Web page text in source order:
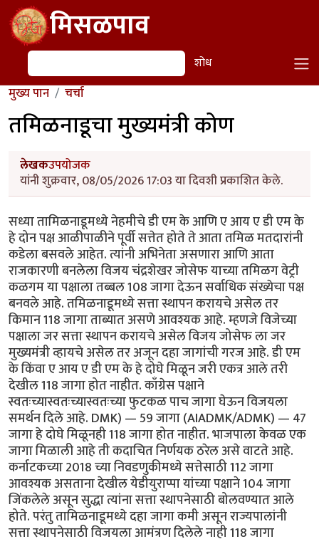
Skip to main contentमिसळपाव
शोध शोध
मुख्य पान चर्चा
तमिळनाडूचा मुख्यमंत्री कोण
लेखकउपयोजक
यांनी शुक्रवार, 08/05/2026 17:03 या दिवशी प्रकाशित केले.
सध्या तामिळनाडूमध्ये नेहमीचे डी एम के आणि ए आय ए डी एम के
हे दोन पक्ष आळीपाळीने पूर्वी सत्तेत होते ते आता तमिळ मतदारांनी
कडेला बसवले आहेत. त्यांनी अभिनेता असणारा आणि आता
राजकारणी बनलेला विजय चंद्रशेखर जोसेफ याच्या तमिळग वेट्री
कळगम या पक्षाला तब्बल 108 जागा देऊन सर्वाधिक संख्येचा पक्ष
बनवले आहे. तमिळनाडूमध्ये सत्ता स्थापन करायचे असेल तर
किमान 118 जागा ताब्यात असणे आवश्यक आहे. म्हणजे विजेच्या
पक्षाला जर सत्ता स्थापन करायचे असेल विजय जोसेफ ला जर
मुख्यमंत्री व्हायचे असेल तर अजून दहा जागांची गरज आहे. डी एम
के किंवा ए आय ए डी एम के हे दोघे मिळून जरी एकत्र आले तरी
देखील 118 जागा होत नाहीत. काँग्रेस पक्षाने
स्वतःच्यास्वतःच्यास्वतःच्या फुटकळ पाच जागा घेऊन विजयला
समर्थन दिले आहे. DMK) — 59 जागा (AIADMK/ADMK) — 47
जागा हे दोघे मिळूनही 118 जागा होत नाहीत. भाजपाला केवळ एक
जागा मिळाली आहे ती कदाचित निर्णयक ठरेल असे वाटते आहे.
कर्नाटकच्या 2018 च्या निवडणुकीमध्ये सत्तेसाठी 112 जागा
आवश्यक असताना देखील येडीयुराप्पा यांच्या पक्षाने 104 जागा
जिंकलेले असून सुद्धा त्यांना सत्ता स्थापनेसाठी बोलवण्यात आले
होते. परंतु तामिळनाडूमध्ये दहा जागा कमी असून राज्यपालांनी
सत्ता स्थापनेसाठी विजयला आमंत्रण दिलेले नाही 118 जागा